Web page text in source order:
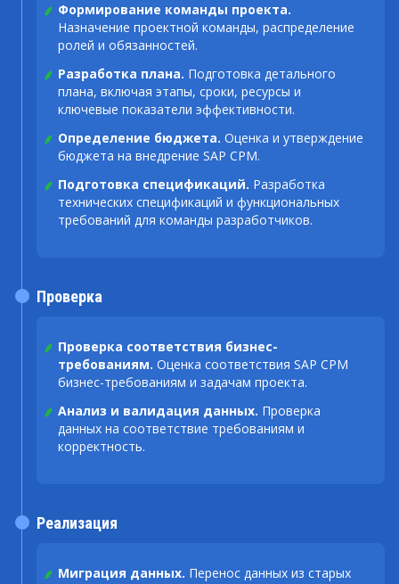
Формирование команды проекта.
Назначение проектной команды, распределение
ролей и обязанностей.
Разработка плана. Подготовка детального
плана, включая этапы, сроки, ресурсы и
ключевые показатели эффективности.
Определение бюджета. Оценка и утверждение
бюджета на внедрение SAP CPM.
Подготовка спецификаций. Разработка
технических спецификаций и функциональных
требований для команды разработчиков.
Проверка соответствия бизнес-
требованиям. Оценка соответствия SAP CPM
бизнес-требованиям и задачам проекта.
Анализ и валидация данных. Проверка
данных на соответствие требованиям и
корректность.
Проверка
Миграция данных. Перенос данных из старых
Реализация